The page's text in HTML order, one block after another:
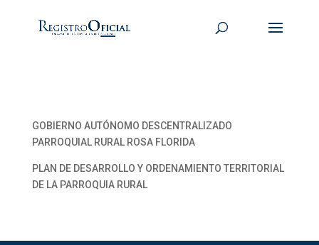
GOBIERNO AUTÓNOMO DESCENTRALIZADO
PARROQUIAL RURAL ROSA FLORIDA
PLAN DE DESARROLLO Y ORDENAMIENTO TERRITORIAL
DE LA PARROQUIA RURAL